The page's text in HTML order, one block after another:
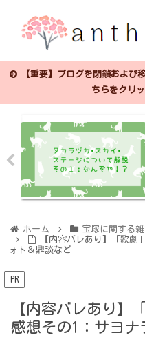
【重要】ブログを閉鎖および
ちらをクリ
ホーム 宝塚に関する
【内容バレあり】「歌劇
ォト＆鼎談など
PR
【内容バレあり】
感想その1：サヨ